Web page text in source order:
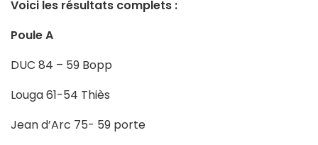
Voici les résultats complets :
Poule A
DUC 84 – 59 Bopp
Louga 61-54 Thiès
Jean d’Arc 75- 59 porte